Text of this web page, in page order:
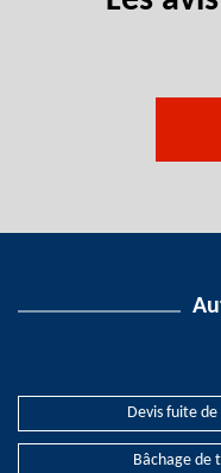
Devis fuite
Bâchage de